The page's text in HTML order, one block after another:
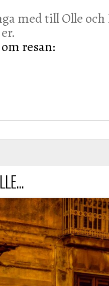
med till Olle
resan: